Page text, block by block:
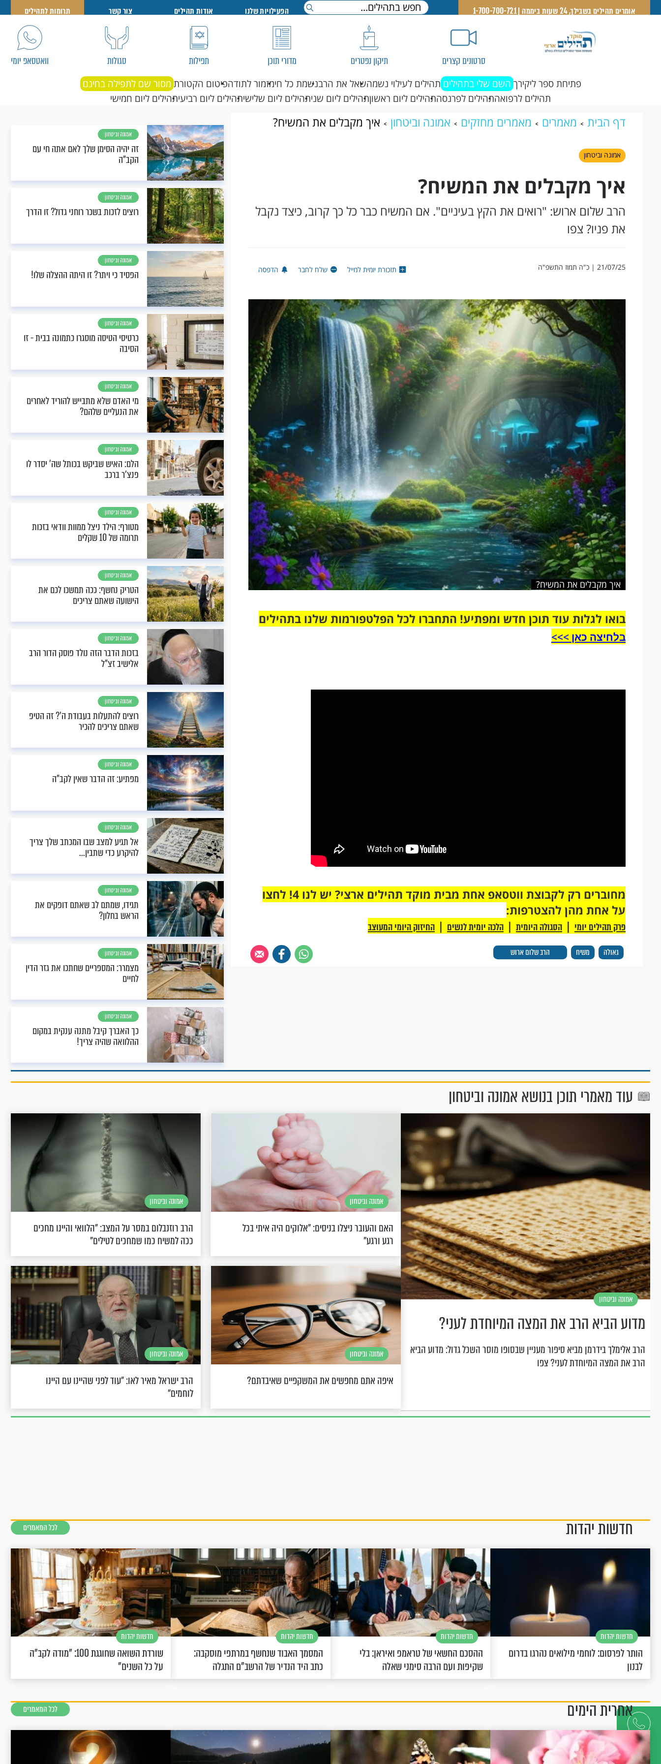
דברו
איתנו
אומרים תהילים בשבילך, 24 שעות ביממה | 1-700-700-721 הפעילויות שלנו אודות תהילים צור קשר תרומות לתהילים
סרטונים קצרים תיקון נפטרים מדורי תוכן תפילות סגולות וואטסאפ יומי
פתיחת ספר ליקירך השם שלי בתהילים תהילים לעילוי נשמהשאל את הרבנשמת כל חימזמור לתודהפיטום הקטורת מסור שם לתפילה בחינם
תהילים לרפואהתהילים לפרנסהתהילים ליום ראשוןתהילים ליום שניתהילים ליום שלישיתהילים ליום רביעיתהילים ליום חמישי
דף הבית מאמרים מאמרים מחזקים אמונה וביטחון איך מקבלים את המשיח?
אמונה וביטחון
איך מקבלים את המשיח?
הרב שלום ארוש: "רואים את הקץ בעיניים". אם המשיח כבר כל כך קרוב, כיצד נקבל
את פניו? צפו
21/07/25 | כ"ה תמוז התשפ"ה תזכורת יומית למייל שלח לחבר הדפסה
איך מקבלים את המשיח?
בואו לגלות עוד תוכן חדש ומפתיע! התחברו לכל הפלטפורמות שלנו בתהילים
בלחיצה כאן >>>​
גאולה משיח הרב שלום ארוש
מחוברים רק לקבוצת ווטסאפ אחת מבית מוקד תהילים ארצי? יש לנו 4! לחצו
על אחת מהן להצטרפות:
פרק תהילים יומי | הסגולה היומית | הלכה יומית לנשים | החיזוק היומי המעוצב
אמונה וביטחון
זה יהיה הסימן שלך לאם אתה חי עם
הקב"ה
אמונה וביטחון
רוצים לזכות בשכר רוחני גדול? זו הדרך
אמונה וביטחון
הפסיד כי ויתר? זו היתה ההצלה שלו!
אמונה וביטחון
כרטיסי הטיסה מוסגרו כתמונה בבית - זו
הסיבה
אמונה וביטחון
מי האדם שלא מתבייש להוריד לאחרים
את הנעליים שלהם?
אמונה וביטחון
הלם: האיש שביקש בכותל שה' יסדר לו
פנצ'ר ברכב
אמונה וביטחון
מטורף: הילד ניצל ממוות וודאי בזכות
תרומה של 10 שקלים
אמונה וביטחון
הטריק נחשף: ככה תמשכו לכם את
הישועה שאתם צריכים
אמונה וביטחון
בזכות הדבר הזה נולד פוסק הדור הרב
אלישיב זצ"ל
אמונה וביטחון
רוצים להתעלות בעבודת ה'? זה הטיפ
שאתם צריכים להכיר
אמונה וביטחון
מפתיע: זה הדבר שאין לקב"ה
אמונה וביטחון
אל תגיע למצב שבו המכתב שלך צריך
להיקרע כדי שתבין...
אמונה וביטחון
תגידו, שמתם לב שאתם דופקים את
הראש בחלון?
אמונה וביטחון
מצמרר: המספריים שחתכו את גזר הדין
לחיים
אמונה וביטחון
כך האברך קיבל מתנה ענקית במקום
ההלוואה שהיה צריך!
עוד מאמרי תוכן בנושא אמונה וביטחון
אמונה וביטחון
מדוע הביא הרב את המצה המיוחדת לעני?
הרב אלימלך בידרמן מביא סיפור מעניין שבסופו מוסר השכל גדול: מדוע הביא
הרב את המצה המיוחדת לעני? צפו
אמונה וביטחון
האם והעובר ניצלו בניסים: "אלוקים היה איתי בכל
רגע ורגע"
אמונה וביטחון
הרב רוזנבלום במסר על המצב: "הלוואי והיינו מחכים
ככה למשיח כמו שמחכים לטילים"
אמונה וביטחון
איפה אתם מחפשים את המשקפיים שאיבדתם?
אמונה וביטחון
הרב ישראל מאיר לאו: "עוד לפני שהיינו עם היינו
לוחמים"
חדשות יהדות לכל המאמרים
חדשות יהדות
הותר לפרסום: לוחמי מילואים נהרגו בדרום
לבנון
חדשות יהדות
ההסכם החשאי של טראמפ ואיראן: בלי
שקיפות ועם הרבה סימני שאלה
חדשות יהדות
המסמך האבוד שנחשף במרתפי מוסקבה:
כתב היד הנדיר של הרשב"ם התגלה
חדשות יהדות
שורדת השואה שחוגגת 100: "מודה לקב"ה
על כל השנים"
אחרית הימים לכל המאמרים